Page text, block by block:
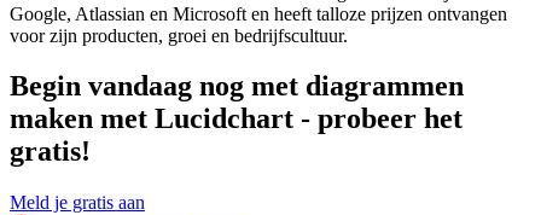
Google, Atlassian en Microsoft en heeft talloze prijzen ontvangen
voor zijn producten, groei en bedrijfscultuur.
Begin vandaag nog met diagrammen
maken met Lucidchart - probeer het
gratis!
Meld je gratis aan